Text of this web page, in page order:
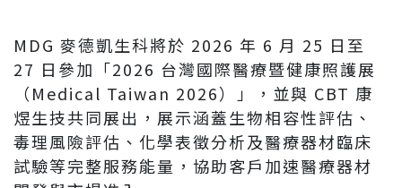
MDG 麥德凱生科將於 2026 年 6 月 25 日至
27 日參加「2026 台灣國際醫療暨健康照護展
（Medical Taiwan 2026）」，並與 CBT 康
煜生技共同展出，展示涵蓋生物相容性評估、
毒理風險評估、化學表徵分析及醫療器材臨床
試驗等完整服務能量，協助客戶加速醫療器材